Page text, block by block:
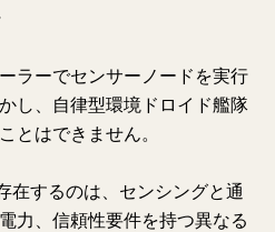
ラーでセンサーノードを実行
し、自律型環境ドロイド艦隊
とはできません。
在するのは、センシングと通
力、信頼性要件を持つ異なる